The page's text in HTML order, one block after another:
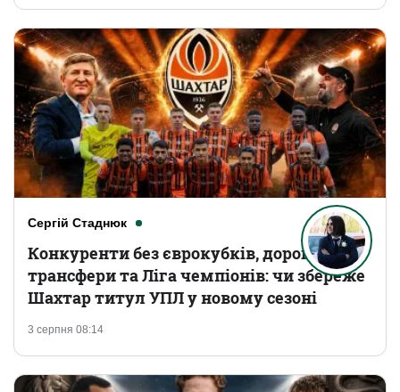
Сергій Стаднюк
3 серпня 08:14
Конкуренти без єврокубків, дорогі
трансфери та Ліга чемпіонів: чи збереже
Шахтар титул УПЛ у новому сезоні